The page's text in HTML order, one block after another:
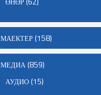
МАЕКТЕР(158)
МЕДИА(859)
АУДИО(15)